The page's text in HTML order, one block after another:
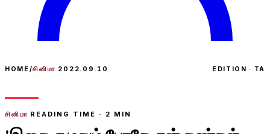
HOME/சினிமா 2022.09.10 EDITION · TA
சினிமா READING TIME · 2 MIN